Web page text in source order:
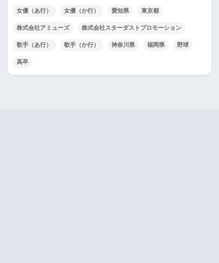
女優（あ行） 女優（か行） 愛知県 東京都
株式会社アミューズ 株式会社スターダストプロモーション
歌手（あ行） 歌手（か行） 神奈川県 福岡県 野球
高卒